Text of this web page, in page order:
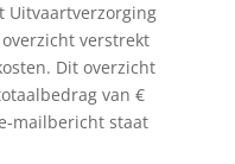
Uitvaartverzorging
verstrekt
Dit overzicht
van €
mailbericht staat